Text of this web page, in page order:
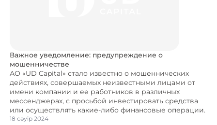
Важное уведомление: предупреждение о
мошенничестве
АО «UD Capital» стало известно о мошеннических
действиях, совершаемых неизвестными лицами от
имени компании и ее работников в различных
мессенджерах, с просьбой инвестировать средства
или осуществлять какие-либо финансовые операции.
18 сәуір 2024